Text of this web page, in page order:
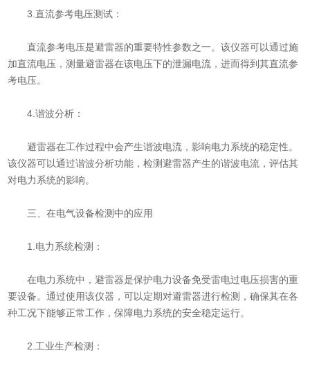
3.直流参考电压测试：
直流参考电压是避雷器的重要特性参数之一。该仪器可以通过施
加直流电压，测量避雷器在该电压下的泄漏电流，进而得到其直流参
考电压。
4.谐波分析：
避雷器在工作过程中会产生谐波电流，影响电力系统的稳定性。
该仪器可以通过谐波分析功能，检测避雷器产生的谐波电流，评估其
对电力系统的影响。
三、在电气设备检测中的应用
1.电力系统检测：
在电力系统中，避雷器是保护电力设备免受雷电过电压损害的重
要设备。通过使用该仪器，可以定期对避雷器进行检测，确保其在各
种工况下能够正常工作，保障电力系统的安全稳定运行。
2.工业生产检测：